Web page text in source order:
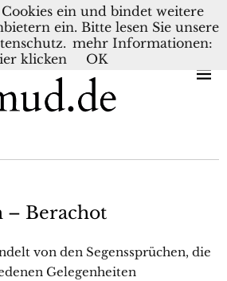
DEUTSCH NEDERLANDS
– Berachot
von den Segenssprüchen, die
Gelegenheiten
Cookies ein und bindet weitere
ein. Bitte lesen Sie unsere
mehr Informationen:
klicken
OK